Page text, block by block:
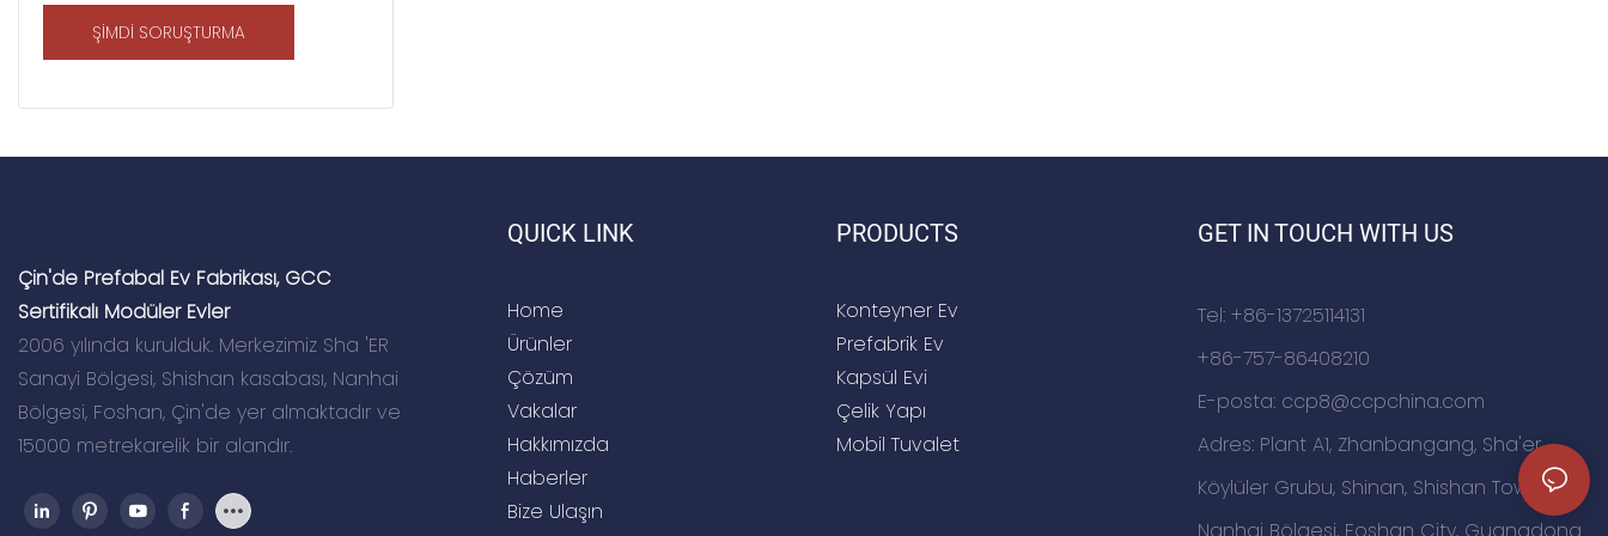
ŞIMDI SORUŞTURMA
Çin'de Prefabal Ev Fabrikası, GCC
Sertifikalı Modüler Evler
2006 yılında kurulduk. Merkezimiz Sha 'ER
Sanayi Bölgesi, Shishan kasabası, Nanhai
Bölgesi, Foshan, Çin'de yer almaktadır ve
15000 metrekarelik bir alandır.
QUICK LINK
Home
Ürünler
Çözüm
Vakalar
Hakkımızda
Haberler
Bize Ulaşın
PRODUCTS
Konteyner Ev
Prefabrik Ev
Kapsül Evi
Çelik Yapı
Mobil Tuvalet
GET IN TOUCH WITH US
Tel: +86-13725114131
+86-757-86408210
E-posta: ccp8@ccpchina.com
Adres: Plant A1, Zhanbangang, Sha'er
Köylüler Grubu, Shinan, Shishan Town,